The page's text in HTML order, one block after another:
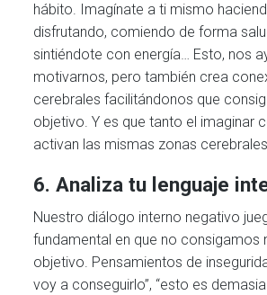
hábito. Imagínate a ti mismo
disfrutando, comiendo de forma
sintiéndote con energía… Esto, nos
motivarnos, pero también crea
cerebrales facilitándonos que
objetivo. Y es que tanto el imaginar
activan las mismas zonas
6. Analiza tu lenguaje
Nuestro diálogo interno negativo
fundamental en que no consigamos
objetivo. Pensamientos de
voy a conseguirlo”, “esto es